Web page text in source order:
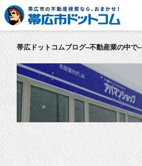
帯広ドットコムブログ–不動産業の中で–